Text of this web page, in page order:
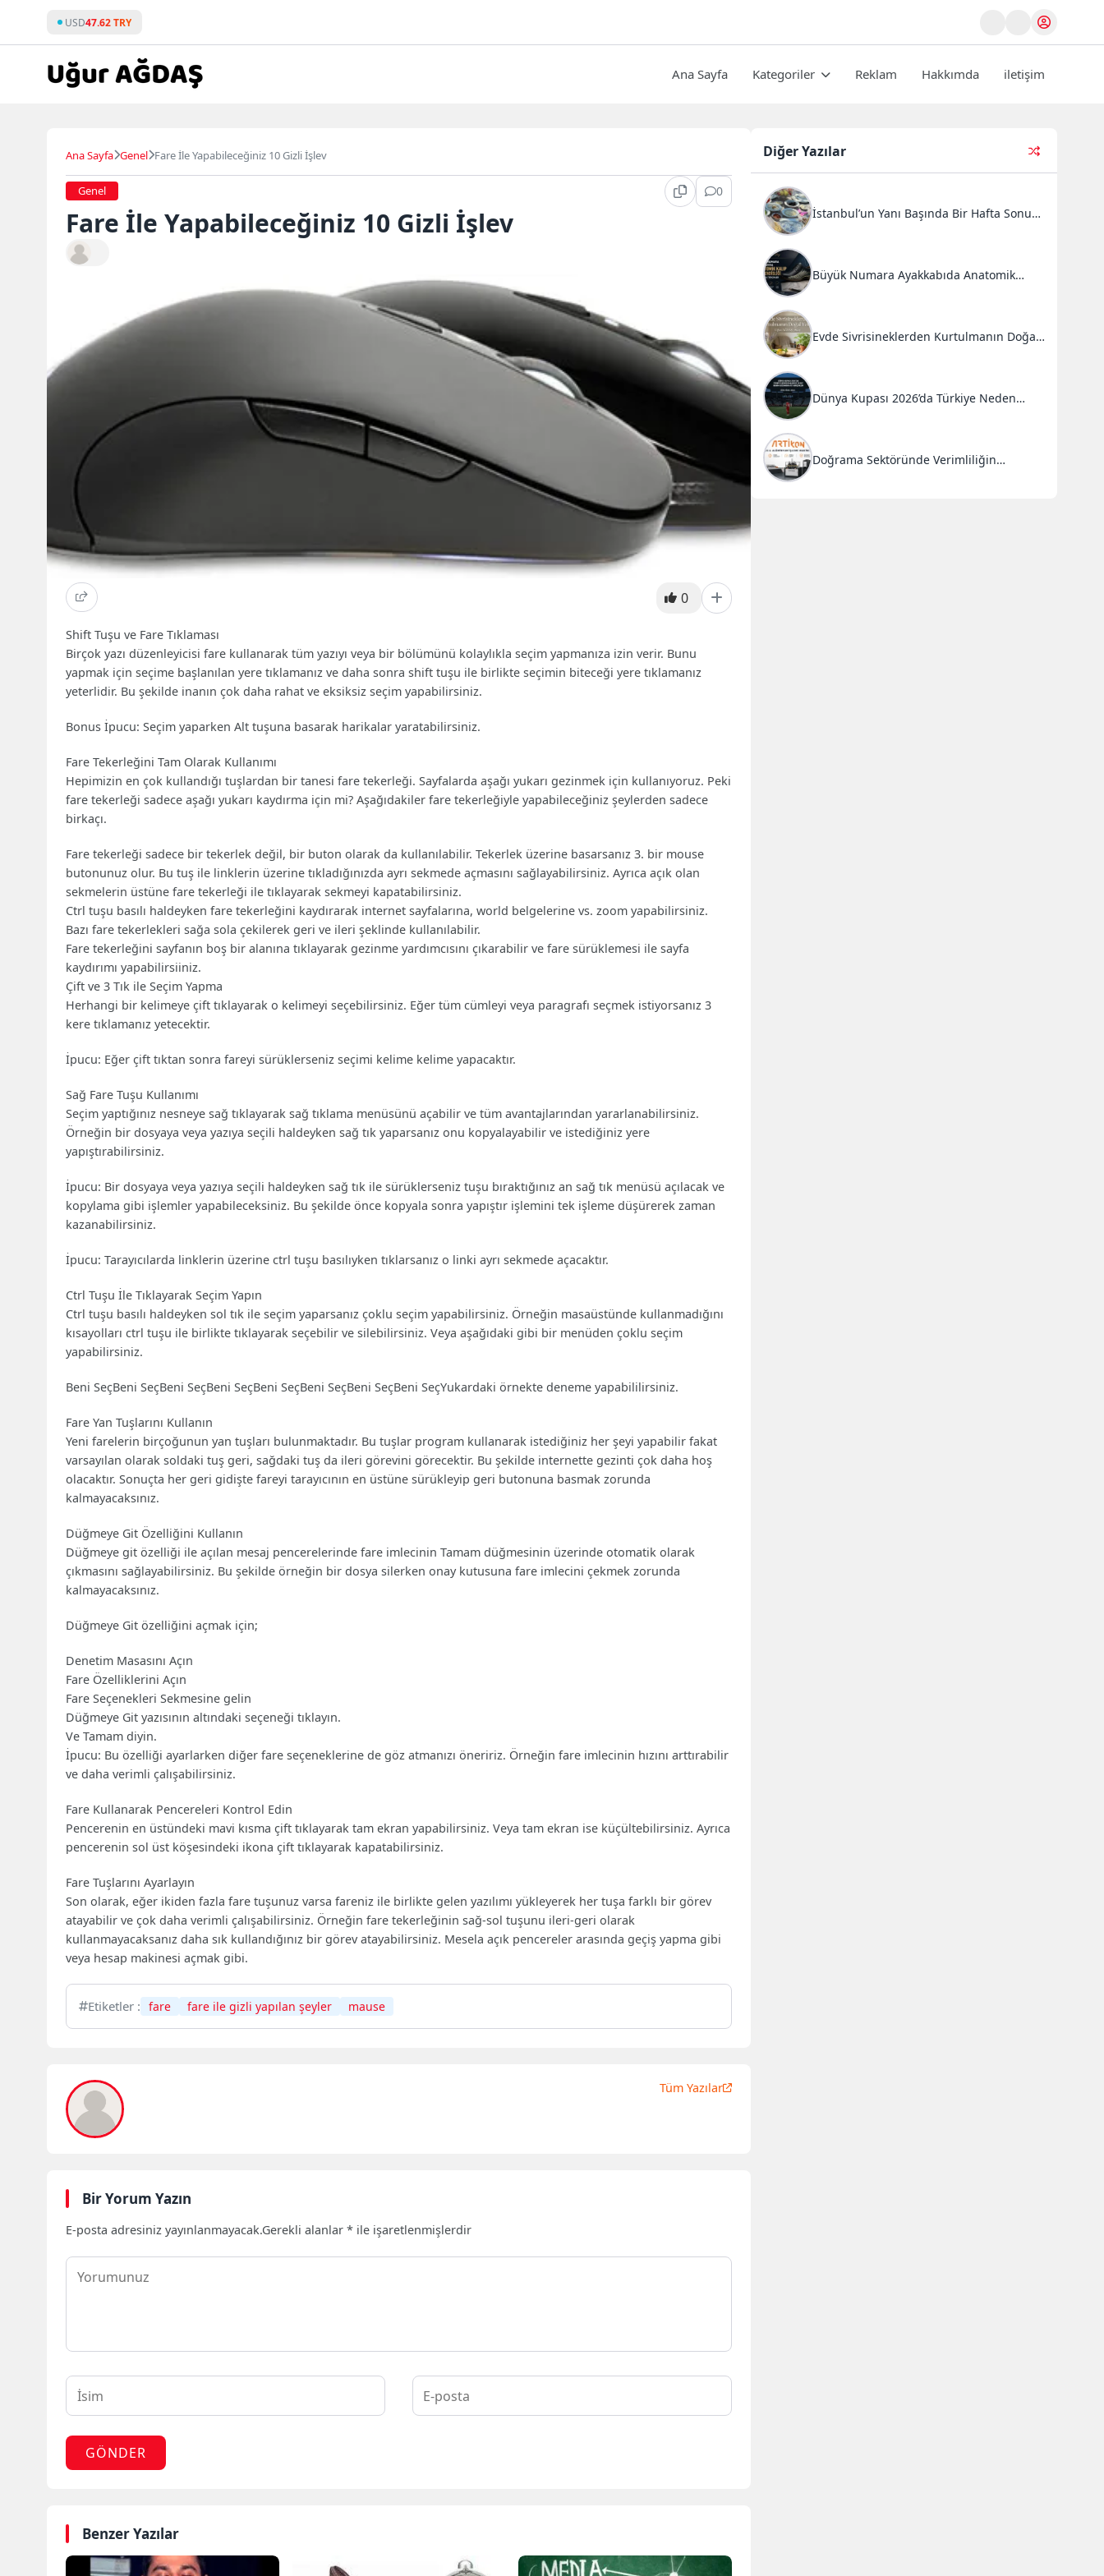
content
USD47.62 TRY
Ana Sayfa Kategoriler Reklam Hakkımda iletişim
Ana Sayfa Genel Fare İle Yapabileceğiniz 10 Gizli İşlev
Genel 0
Fare İle Yapabileceğiniz 10 Gizli İşlev
0
Shift Tuşu ve Fare Tıklaması
Birçok yazı düzenleyicisi fare kullanarak tüm yazıyı veya bir bölümünü kolaylıkla seçim yapmanıza izin verir. Bunu
yapmak için seçime başlanılan yere tıklamanız ve daha sonra shift tuşu ile birlikte seçimin biteceği yere tıklamanız
yeterlidir. Bu şekilde inanın çok daha rahat ve eksiksiz seçim yapabilirsiniz.
Bonus İpucu: Seçim yaparken Alt tuşuna basarak harikalar yaratabilirsiniz.
Fare Tekerleğini Tam Olarak Kullanımı
Hepimizin en çok kullandığı tuşlardan bir tanesi fare tekerleği. Sayfalarda aşağı yukarı gezinmek için kullanıyoruz. Peki
fare tekerleği sadece aşağı yukarı kaydırma için mi? Aşağıdakiler fare tekerleğiyle yapabileceğiniz şeylerden sadece
birkaçı.
Fare tekerleği sadece bir tekerlek değil, bir buton olarak da kullanılabilir. Tekerlek üzerine basarsanız 3. bir mouse
butonunuz olur. Bu tuş ile linklerin üzerine tıkladığınızda ayrı sekmede açmasını sağlayabilirsiniz. Ayrıca açık olan
sekmelerin üstüne fare tekerleği ile tıklayarak sekmeyi kapatabilirsiniz.
Ctrl tuşu basılı haldeyken fare tekerleğini kaydırarak internet sayfalarına, world belgelerine vs. zoom yapabilirsiniz.
Bazı fare tekerlekleri sağa sola çekilerek geri ve ileri şeklinde kullanılabilir.
Fare tekerleğini sayfanın boş bir alanına tıklayarak gezinme yardımcısını çıkarabilir ve fare sürüklemesi ile sayfa
kaydırımı yapabilirsiiniz.
Çift ve 3 Tık ile Seçim Yapma
Herhangi bir kelimeye çift tıklayarak o kelimeyi seçebilirsiniz. Eğer tüm cümleyi veya paragrafı seçmek istiyorsanız 3
kere tıklamanız yetecektir.
İpucu: Eğer çift tıktan sonra fareyi sürüklerseniz seçimi kelime kelime yapacaktır.
Sağ Fare Tuşu Kullanımı
Seçim yaptığınız nesneye sağ tıklayarak sağ tıklama menüsünü açabilir ve tüm avantajlarından yararlanabilirsiniz.
Örneğin bir dosyaya veya yazıya seçili haldeyken sağ tık yaparsanız onu kopyalayabilir ve istediğiniz yere
yapıştırabilirsiniz.
İpucu: Bir dosyaya veya yazıya seçili haldeyken sağ tık ile sürüklerseniz tuşu bıraktığınız an sağ tık menüsü açılacak ve
kopylama gibi işlemler yapabileceksiniz. Bu şekilde önce kopyala sonra yapıştır işlemini tek işleme düşürerek zaman
kazanabilirsiniz.
İpucu: Tarayıcılarda linklerin üzerine ctrl tuşu basılıyken tıklarsanız o linki ayrı sekmede açacaktır.
Ctrl Tuşu İle Tıklayarak Seçim Yapın
Ctrl tuşu basılı haldeyken sol tık ile seçim yaparsanız çoklu seçim yapabilirsiniz. Örneğin masaüstünde kullanmadığını
kısayolları ctrl tuşu ile birlikte tıklayarak seçebilir ve silebilirsiniz. Veya aşağıdaki gibi bir menüden çoklu seçim
yapabilirsiniz.
Beni SeçBeni SeçBeni SeçBeni SeçBeni SeçBeni SeçBeni SeçBeni SeçYukardaki örnekte deneme yapabililirsiniz.
Fare Yan Tuşlarını Kullanın
Yeni farelerin birçoğunun yan tuşları bulunmaktadır. Bu tuşlar program kullanarak istediğiniz her şeyi yapabilir fakat
varsayılan olarak soldaki tuş geri, sağdaki tuş da ileri görevini görecektir. Bu şekilde internette gezinti çok daha hoş
olacaktır. Sonuçta her geri gidişte fareyi tarayıcının en üstüne sürükleyip geri butonuna basmak zorunda
kalmayacaksınız.
Düğmeye Git Özelliğini Kullanın
Düğmeye git özelliği ile açılan mesaj pencerelerinde fare imlecinin Tamam düğmesinin üzerinde otomatik olarak
çıkmasını sağlayabilirsiniz. Bu şekilde örneğin bir dosya silerken onay kutusuna fare imlecini çekmek zorunda
kalmayacaksınız.
Düğmeye Git özelliğini açmak için;
Denetim Masasını Açın
Fare Özelliklerini Açın
Fare Seçenekleri Sekmesine gelin
Düğmeye Git yazısının altındaki seçeneği tıklayın.
Ve Tamam diyin.
İpucu: Bu özelliği ayarlarken diğer fare seçeneklerine de göz atmanızı öneririz. Örneğin fare imlecinin hızını arttırabilir
ve daha verimli çalışabilirsiniz.
Fare Kullanarak Pencereleri Kontrol Edin
Pencerenin en üstündeki mavi kısma çift tıklayarak tam ekran yapabilirsiniz. Veya tam ekran ise küçültebilirsiniz. Ayrıca
pencerenin sol üst köşesindeki ikona çift tıklayarak kapatabilirsiniz.
Fare Tuşlarını Ayarlayın
Son olarak, eğer ikiden fazla fare tuşunuz varsa fareniz ile birlikte gelen yazılımı yükleyerek her tuşa farklı bir görev
atayabilir ve çok daha verimli çalışabilirsiniz. Örneğin fare tekerleğinin sağ-sol tuşunu ileri-geri olarak
kullanmayacaksanız daha sık kullandığınız bir görev atayabilirsiniz. Mesela açık pencereler arasında geçiş yapma gibi
veya hesap makinesi açmak gibi.
Etiketler : fare fare ile gizli yapılan şeyler mause
Tüm Yazılar
Bir Yorum Yazın
E-posta adresiniz yayınlanmayacak.Gerekli alanlar* ile işaretlenmişlerdir
GÖNDER
Benzer Yazılar
Diğer Yazılar
İstanbul’un Yanı Başında Bir Hafta Sonu
Büyük Numara Ayakkabıda Anatomik
Evde Sivrisineklerden Kurtulmanın Doğal
Dünya Kupası 2026’da Türkiye Neden
Doğrama Sektöründe Verimliliğin